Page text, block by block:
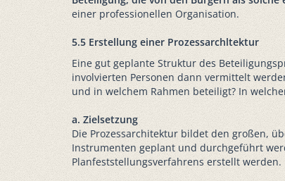
einer professionellen Organisation.
5.5 Erstellung einer Prozessarchltektur
Eine gut geplante Struktur des
involvierten Personen dann vermittelt
und in welchem Rahmen beteiligt? In
a. Zielsetzung
Die Prozessarchitektur bildet den großen,
Instrumenten geplant und durchgeführt
Planfeststellungsverfahrens erstellt werden.